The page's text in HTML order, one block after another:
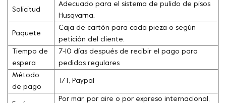
Solicitud
Adecuado para el sistema de pulido de pisos
Husqvarna.
Paquete
Caja de cartón para cada pieza o según
petición del cliente.
Tiempo de
espera
7-10 días después de recibir el pago para
pedidos regulares
Método
de pago
T/T, Paypal
Por mar, por aire o por expreso internacional,